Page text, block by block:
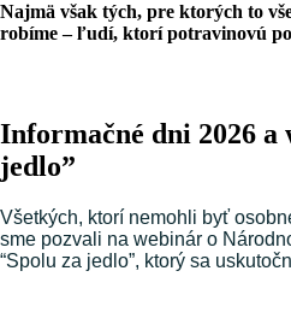
Najmä však tých, pre ktorých to
robíme – ľudí, ktorí potravinovú
Informačné dni 2026 a
jedlo”
Všetkých, ktorí nemohli byť
sme pozvali na webinár o
“Spolu za jedlo”, ktorý sa